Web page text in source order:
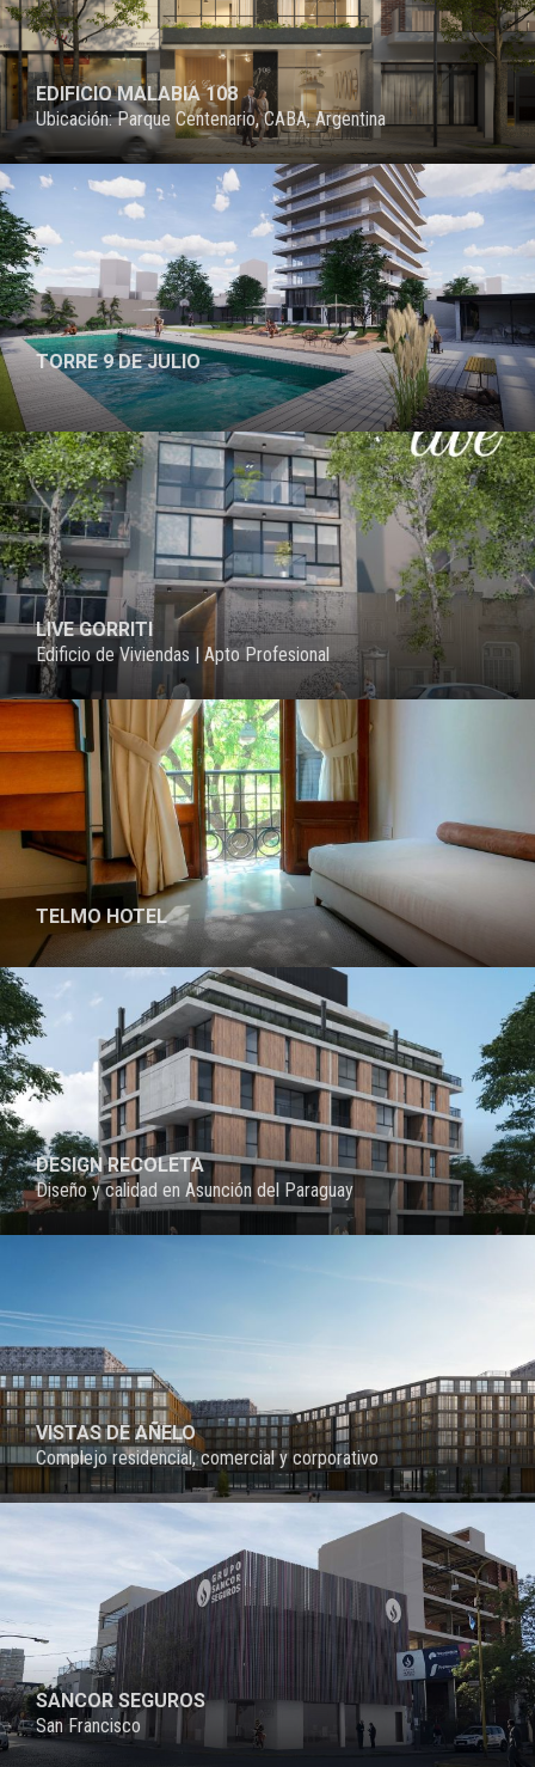
EDIFICIO MALABIA 108
Ubicación: Parque Centenario, CABA, Argentina
PROYECTO
TORRE 9 DE JULIO
PROYECTO
LIVE GORRITI
Edificio de Viviendas | Apto Profesional
PROYECTO
TELMO HOTEL
PROYECTO
DESIGN RECOLETA
Diseño y calidad en Asunción del Paraguay
PROYECTO
VISTAS DE AÑELO
Complejo residencial, comercial y corporativo
PROYECTO
SANCOR SEGUROS
San Francisco